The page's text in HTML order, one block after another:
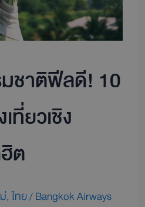
ชาติฟีลดี! 10
ที่ยวเชิง
ต
,ไทย/Bangkok Airways